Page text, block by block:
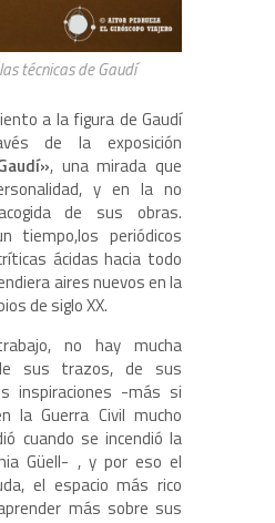
técnicas de Gaudí
a la figura de Gaudí
de la exposición
, una mirada que
y en la no
de sus obras.
tiempo,los periódicos
ácidas hacia todo
aires nuevos en la
de siglo XX.
no hay mucha
sus trazos, de sus
inspiraciones -más si
la Guerra Civil mucho
cuando se incendió la
Güell- , y por eso el
el espacio más rico
más sobre sus